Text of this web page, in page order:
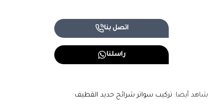
اتصل بنا
راسلنا
شاهد أيضا: تركيب سواتر شرائح حديد القطيف